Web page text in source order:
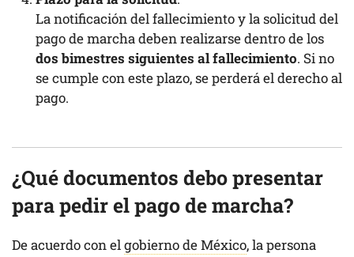
La notificación del fallecimiento y la solicitud del
pago de marcha deben realizarse dentro de los
dos bimestres siguientes al fallecimiento. Si no
se cumple con este plazo, se perderá el derecho al
pago.
¿Qué documentos debo presentar
para pedir el pago de marcha?
De acuerdo con elgobierno de México, la persona